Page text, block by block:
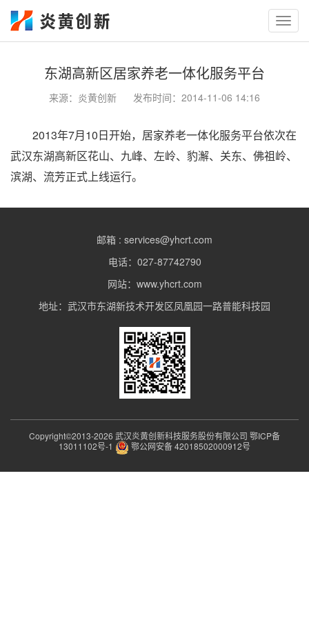
东湖高新区居家养老一体化服务平台
来源： 炎黄创新 发布时间： 2014-11-06 14:16
2013年7月10日开始，居家养老一体化服务平台依次在
武汉东湖高新区花山、九峰、左岭、豹澥、关东、佛祖岭、
滨湖、流芳正式上线运行。
邮箱 : services@yhcrt.com
电话：027-87742790
网站：www.yhcrt.com
地址：武汉市东湖新技术开发区凤凰园一路普能科技园
Copyright©2013-2026 武汉炎黄创新科技服务股份有限公司 鄂ICP备
13011102号-1
鄂公网安备 42018502000912号